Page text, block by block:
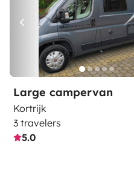
Large campervan
Kortrijk
3 travelers
5.0